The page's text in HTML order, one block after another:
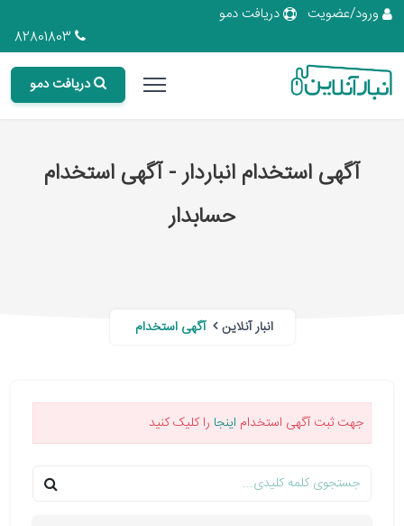
ورود/عضویت
دریافت دمو
دریافت دمو
آگهی استخدام انباردار - آگهی استخدام
حسابدار
انبار آنلاین آگهی استخدام
جهت ثبت آگهی استخدام اینجا را کلیک کنید